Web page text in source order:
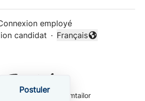
Postuler
employé
candidat ·
Changer la langue
Français
recrutementde Teamtailor